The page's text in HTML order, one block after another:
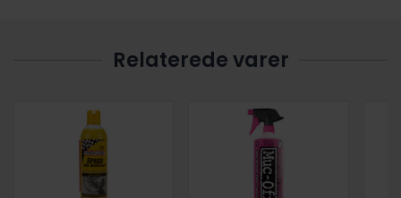
Relaterede varer